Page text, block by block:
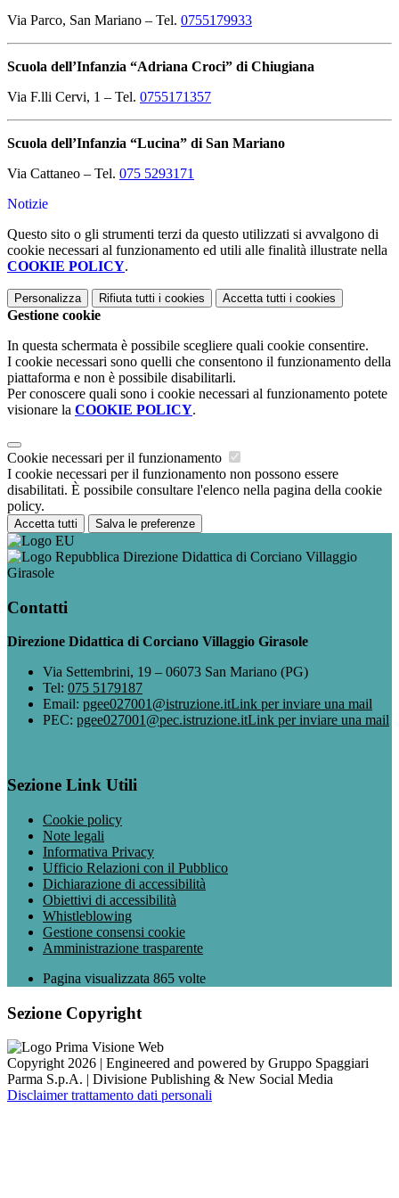
Via Parco, San Mariano – Tel. 0755179933
Scuola dell’Infanzia “Adriana Croci” di Chiugiana
Via F.lli Cervi, 1 – Tel. 0755171357
Scuola dell’Infanzia “Lucina” di San Mariano
Via Cattaneo – Tel. 075 5293171
Notizie
Questo sito o gli strumenti terzi da questo utilizzati si avvalgono di
cookie necessari al funzionamento ed utili alle finalità illustrate nella
COOKIE POLICY.
Personalizza Rifiuta tutti i cookies Accetta tutti i cookies
Gestione cookie
In questa schermata è possibile scegliere quali cookie consentire.
I cookie necessari sono quelli che consentono il funzionamento della
piattaforma e non è possibile disabilitarli.
Per conoscere quali sono i cookie necessari al funzionamento potete
visionare la COOKIE POLICY.
Cookie necessari per il funzionamento
I cookie necessari per il funzionamento non possono essere
disabilitati. È possibile consultare l'elenco nella pagina della cookie
policy.
Accetta tutti Salva le preferenze
Direzione Didattica di Corciano Villaggio
Girasole
Contatti
Direzione Didattica di Corciano Villaggio Girasole
Via Settembrini, 19 – 06073 San Mariano (PG)
Tel: 075 5179187
Email: pgee027001@istruzione.itLink per inviare una mail
PEC: pgee027001@pec.istruzione.itLink per inviare una mail
Sezione Link Utili
Cookie policy
Note legali
Informativa Privacy
Ufficio Relazioni con il Pubblico
Dichiarazione di accessibilità
Obiettivi di accessibilità
Whistleblowing
Gestione consensi cookie
Amministrazione trasparente
Pagina visualizzata 865 volte
Sezione Copyright
Copyright 2026 | Engineered and powered by Gruppo Spaggiari
Parma S.p.A. | Divisione Publishing & New Social Media
Disclaimer trattamento dati personali